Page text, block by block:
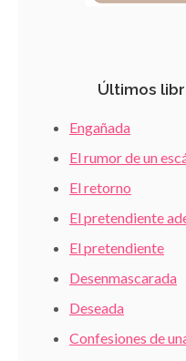
Últimos
Engañada
El rumor de un
El retorno
El pretendiente
El pretendiente
Desenmascarada
Deseada
Confesiones de